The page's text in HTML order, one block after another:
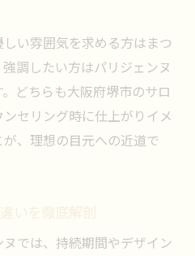
い雰囲気を求める方はまつ
調したい方はパリジェンヌ
どちらも大阪府堺市のサロ
セリング時に仕上がりイメ
、理想の目元への近道で
いを徹底解剖
では、持続期間やデザイン